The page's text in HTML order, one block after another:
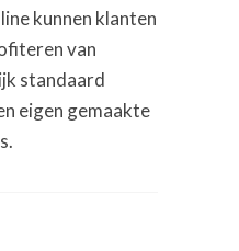
kunnen klanten
van
standaard
eigen gemaakte